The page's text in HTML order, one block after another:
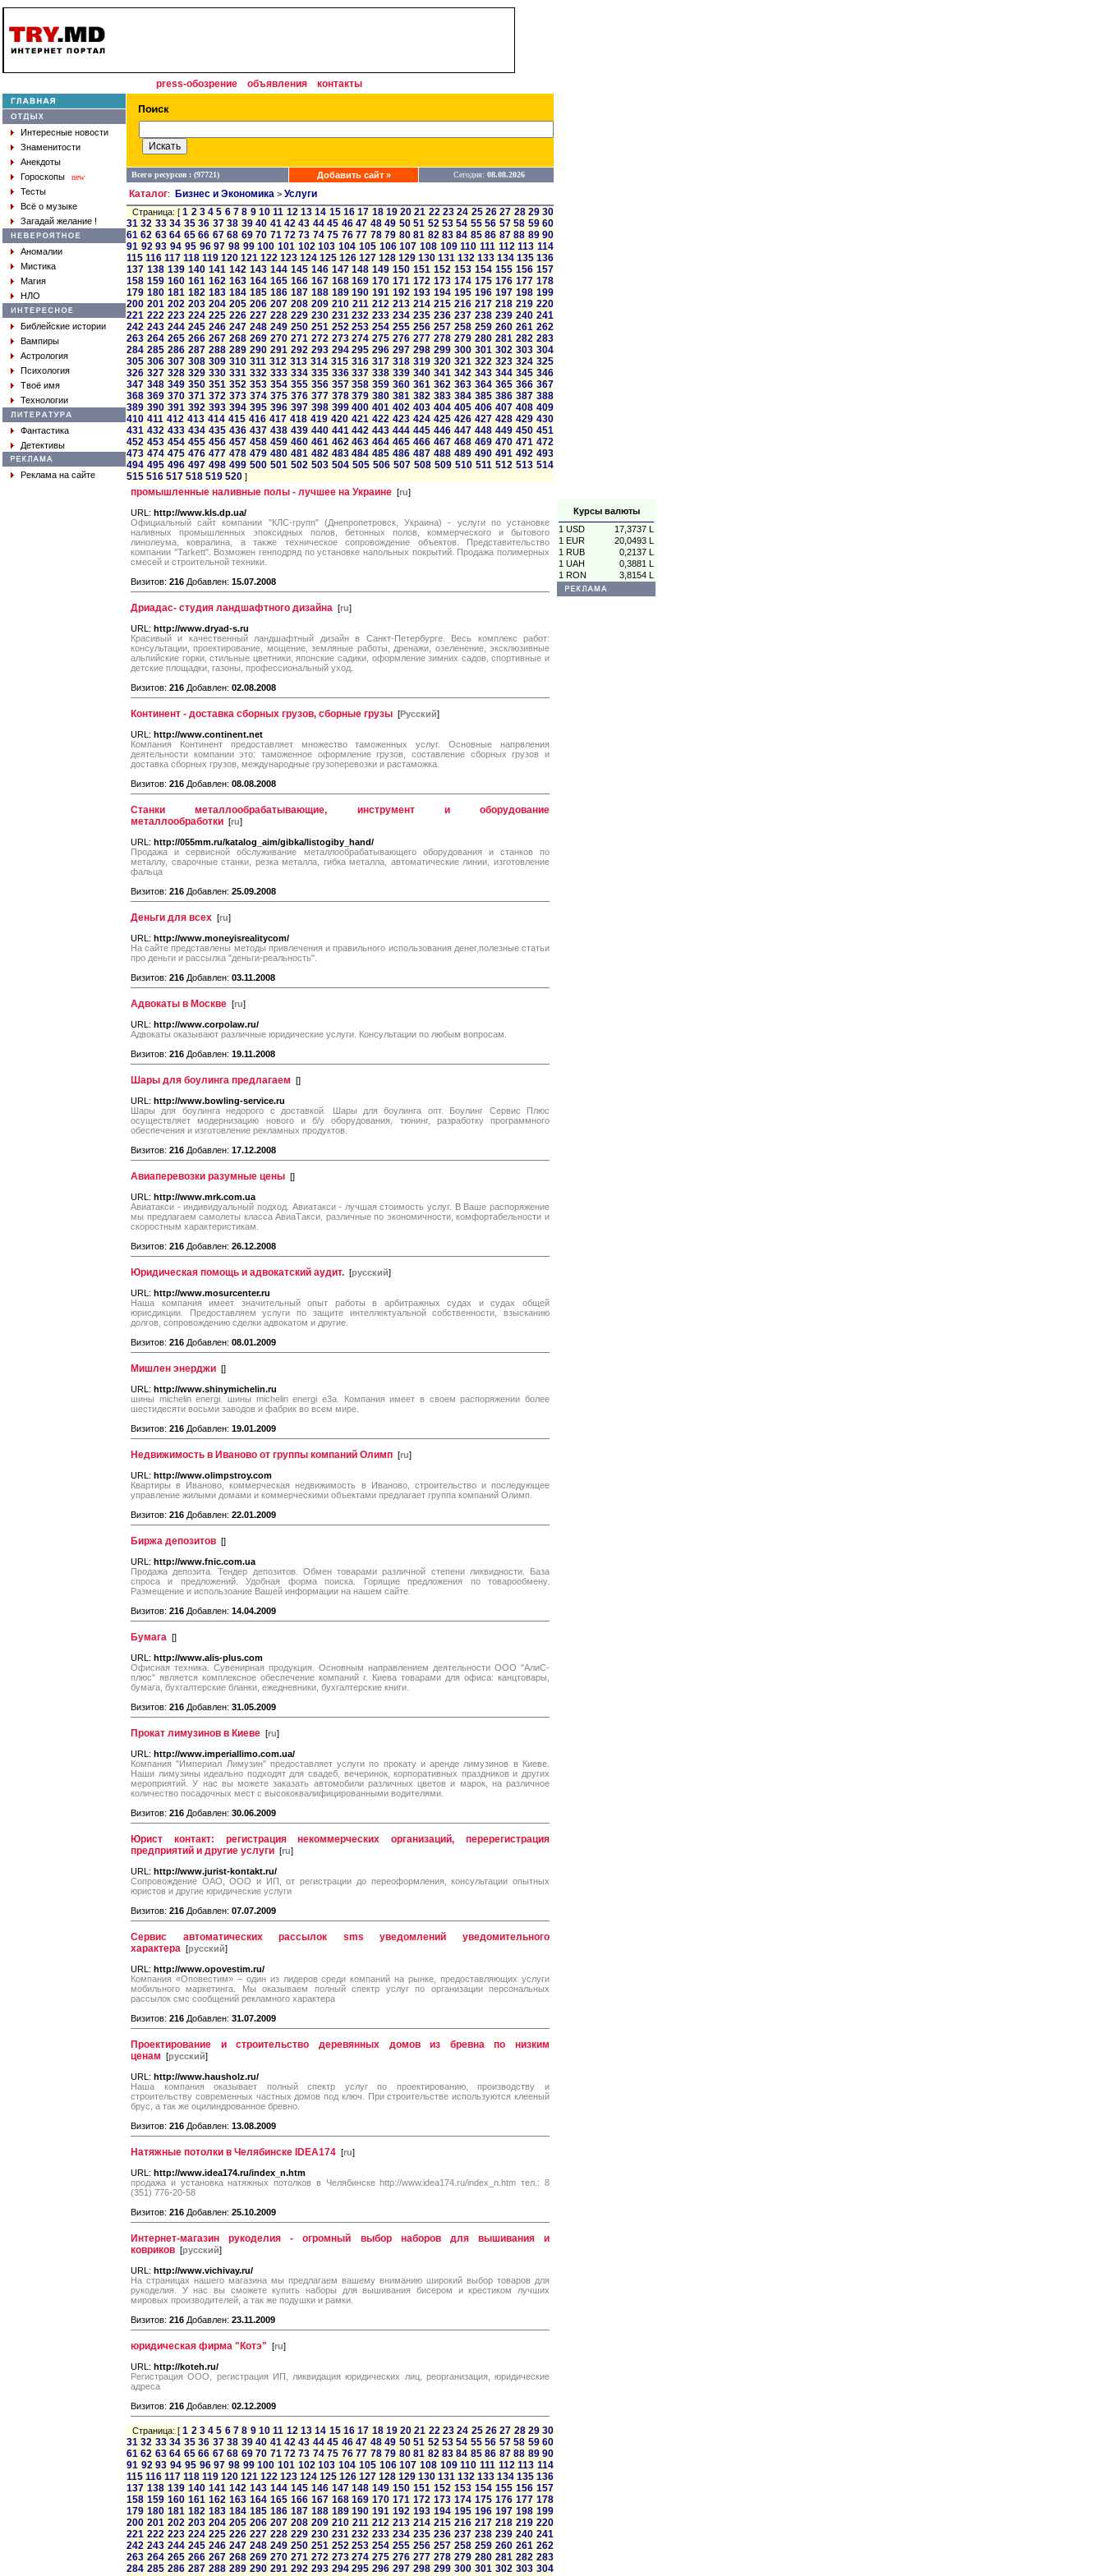
Курсы валюты
1 USD
17,3737 L
1 EUR
20,0493 L
1 RUB
0,2137 L
1 UAH
0,3881 L
1 RON
3,8154 L
press-обозрение объявления контакты
Интересные новости
Знаменитости
Анекдоты
Гороскопы
new
Тесты
Всё о музыке
Загадай желание !
Аномалии
Мистика
Магия
НЛО
Библейские истории
Вампиры
Астрология
Психология
Твоё имя
Технологии
Фантастика
Детективы
Реклама на сайте
Всего ресурсов : (97721) Добавить сайт » Сегодня: 08.08.2026
Каталог: Бизнес и Экономика > Услуги
Страница: [1 2 3 4 5 6 7 8 9 10 11 12 13 14 15 16 17 18 19 20 21 22 23 24 25 26 27 28 29 30
31 32 33 34 35 36 37 38 39 40 41 42 43 44 45 46 47 48 49 50 51 52 53 54 55 56 57 58 59 60
61 62 63 64 65 66 67 68 69 70 71 72 73 74 75 76 77 78 79 80 81 82 83 84 85 86 87 88 89 90
91 92 93 94 95 96 97 98 99 100 101 102 103 104 105 106 107 108 109 110 111 112 113 114
115 116 117 118 119 120 121 122 123 124 125 126 127 128 129 130 131 132 133 134 135 136
137 138 139 140 141 142 143 144 145 146 147 148 149 150 151 152 153 154 155 156 157
158 159 160 161 162 163 164 165 166 167 168 169 170 171 172 173 174 175 176 177 178
179 180 181 182 183 184 185 186 187 188 189 190 191 192 193 194 195 196 197 198 199
200 201 202 203 204 205 206 207 208 209 210 211 212 213 214 215 216 217 218 219 220
221 222 223 224 225 226 227 228 229 230 231 232 233 234 235 236 237 238 239 240 241
242 243 244 245 246 247 248 249 250 251 252 253 254 255 256 257 258 259 260 261 262
263 264 265 266 267 268 269 270 271 272 273 274 275 276 277 278 279 280 281 282 283
284 285 286 287 288 289 290 291 292 293 294 295 296 297 298 299 300 301 302 303 304
305 306 307 308 309 310 311 312 313 314 315 316 317 318 319 320 321 322 323 324 325
326 327 328 329 330 331 332 333 334 335 336 337 338 339 340 341 342 343 344 345 346
347 348 349 350 351 352 353 354 355 356 357 358 359 360 361 362 363 364 365 366 367
368 369 370 371 372 373 374 375 376 377 378 379 380 381 382 383 384 385 386 387 388
389 390 391 392 393 394 395 396 397 398 399 400 401 402 403 404 405 406 407 408 409
410 411 412 413 414 415 416 417 418 419 420 421 422 423 424 425 426 427 428 429 430
431 432 433 434 435 436 437 438 439 440 441 442 443 444 445 446 447 448 449 450 451
452 453 454 455 456 457 458 459 460 461 462 463 464 465 466 467 468 469 470 471 472
473 474 475 476 477 478 479 480 481 482 483 484 485 486 487 488 489 490 491 492 493
494 495 496 497 498 499 500 501 502 503 504 505 506 507 508 509 510 511 512 513 514
515 516 517 518 519 520 ]
промышленные наливные полы - лучшее на Украине [ru]
URL: http://www.kls.dp.ua/
Официальный сайт компании "КЛС-групп" (Днепропетровск, Украина) - услуги по установке
наливных промышленных эпоксидных полов, бетонных полов, коммерческого и бытового
линолеума, ковралина, а также техническое сопровождение объектов. Представительство
компании "Tarkett". Возможен генподряд по установке напольных покрытий. Продажа полимерных
смесей и строительной техники.
Визитов: 216 Добавлен: 15.07.2008
Дриадас- студия ландшафтного дизайна [ru]
URL: http://www.dryad-s.ru
Красивый и качественный ландшафтный дизайн в Санкт-Петербурге. Весь комплекс работ:
консультации, проектирование, мощение, земляные работы, дренажи, озеленение, эксклюзивные
альпийские горки, стильные цветники, японские садики, оформление зимних садов, спортивные и
детские площадки, газоны, профессиональный уход.
Визитов: 216 Добавлен: 02.08.2008
Континент - доставка сборных грузов, сборные грузы [Русский]
URL: http://www.continent.net
Компания Континент предоставляет множество таможенных услуг. Основные напрвления
деятельности компании это: таможенное оформление грузов, составление сборных грузов и
доставка сборных грузов, международные грузоперевозки и растаможка.
Визитов: 216 Добавлен: 08.08.2008
Станки металлообрабатывающие, инструмент и оборудование
металлообработки [ru]
URL: http://055mm.ru/katalog_aim/gibka/listogiby_hand/
Продажа и сервисной обслуживание металлообрабатывающего оборудования и станков по
металлу, сварочные станки, резка металла, гибка металла, автоматические линии, изготовление
фальца
Визитов: 216 Добавлен: 25.09.2008
Деньги для всех [ru]
URL: http://www.moneyisrealitycom/
На сайте представлены методы привлечения и правильного использования денег,полезные статьи
про деньги и рассылка "деньги-реальность".
Визитов: 216 Добавлен: 03.11.2008
Адвокаты в Москве [ru]
URL: http://www.corpolaw.ru/
Адвокаты оказывают различные юридические услуги. Консультации по любым вопросам.
Визитов: 216 Добавлен: 19.11.2008
Шары для боулинга предлагаем []
URL: http://www.bowling-service.ru
Шары для боулинга недорого с доставкой. Шары для боулинга опт. Боулинг Сервис Плюс
осуществляет модернизацию нового и б/у оборудования, тюнинг, разработку программного
обеспечения и изготовление рекламных продуктов.
Визитов: 216 Добавлен: 17.12.2008
Авиаперевозки разумные цены []
URL: http://www.mrk.com.ua
Авиатакси - индивидуальный подход. Авиатакси - лучшая стоимость услуг. В Ваше распоряжение
мы предлагаем самолеты класса АвиаТакси, различные по экономичности, комфортабельности и
скоростным характеристикам.
Визитов: 216 Добавлен: 26.12.2008
Юридическая помощь и адвокатский аудит. [русский]
URL: http://www.mosurcenter.ru
Наша компания имеет значительный опыт работы в арбитражных судах и судах общей
юрисдикции. Предоставляем услуги по защите интеллектуальной собственности, взысканию
долгов, сопровождению сделки адвокатом и другие.
Визитов: 216 Добавлен: 08.01.2009
Мишлен энерджи []
URL: http://www.shinymichelin.ru
шины michelin energi. шины michelin energi e3a. Компания имеет в своем распоряжении более
шестидесяти восьми заводов и фабрик во всем мире.
Визитов: 216 Добавлен: 19.01.2009
Недвижимость в Иваново от группы компаний Олимп [ru]
URL: http://www.olimpstroy.com
Квартиры в Иваново, коммерческая недвижимость в Иваново, строительство и последующее
управление жилыми домами и коммерческими объектами предлагает группа компаний Олимп.
Визитов: 216 Добавлен: 22.01.2009
Биржа депозитов []
URL: http://www.fnic.com.ua
Продажа депозита. Тендер депозитов. Обмен товарами различной степени ликвидности. База
спроса и предложений. Удобная форма поиска. Горящие предложения по товарообмену.
Размещение и использоание Вашей информации на нашем сайте.
Визитов: 216 Добавлен: 14.04.2009
Бумага []
URL: http://www.alis-plus.com
Офисная техника. Сувенирная продукция. Основным направлением деятельности ООО "АлиС-
плюс" является комплексное обеспечение компаний г. Киева товарами для офиса: канцтовары,
бумага, бухгалтерские бланки, ежедневники, бухгалтерские книги.
Визитов: 216 Добавлен: 31.05.2009
Прокат лимузинов в Киеве [ru]
URL: http://www.imperiallimo.com.ua/
Компания "Империал Лимузин" предоставляет услуги по прокату и аренде лимузинов в Киеве.
Наши лимузины идеально подходят для свадеб, вечеринок, корпоративных праздников и других
мероприятий. У нас вы можете заказать автомобили различных цветов и марок, на различное
количество посадочных мест с высококвалифицированными водителями.
Визитов: 216 Добавлен: 30.06.2009
Юрист контакт: регистрация некоммерческих организаций, перерегистрация
предприятий и другие услуги [ru]
URL: http://www.jurist-kontakt.ru/
Сопровождение ОАО, ООО и ИП, от регистрации до переоформления, консультации опытных
юристов и другие юридические услуги
Визитов: 216 Добавлен: 07.07.2009
Сервис автоматических рассылок sms уведомлений уведомительного
характера [русский]
URL: http://www.opovestim.ru/
Компания «Оповестим» – один из лидеров среди компаний на рынке, предоставляющих услуги
мобильного маркетинга. Мы оказываем полный спектр услуг по организации персональных
рассылок смс сообщений рекламного характера
Визитов: 216 Добавлен: 31.07.2009
Проектирование и строительство деревянных домов из бревна по низким
ценам [русский]
URL: http://www.hausholz.ru/
Наша компания оказывает полный спектр услуг по проектированию, производству и
строительству современных частных домов под ключ. При строительстве используются клееный
брус, а так же оцилиндрованное бревно.
Визитов: 216 Добавлен: 13.08.2009
Натяжные потолки в Челябинске IDEA174 [ru]
URL: http://www.idea174.ru/index_n.htm
продажа и установка натяжных потолков в Челябинске http://www.idea174.ru/index_n.htm тел.: 8
(351) 776-20-58
Визитов: 216 Добавлен: 25.10.2009
Интернет-магазин рукоделия - огромный выбор наборов для вышивания и
ковриков [русский]
URL: http://www.vichivay.ru/
На страницах нашего магазина мы предлагаем вашему вниманию широкий выбор товаров для
рукоделия. У нас вы сможете купить наборы для вышивания бисером и крестиком лучших
мировых производителей, а так же подушки и рамки.
Визитов: 216 Добавлен: 23.11.2009
юридическая фирма "Котэ" [ru]
URL: http://koteh.ru/
Регистрация ООО, регистрация ИП, ликвидация юридических лиц, реорганизация, юридические
адреса
Визитов: 216 Добавлен: 02.12.2009
Страница: [1 2 3 4 5 6 7 8 9 10 11 12 13 14 15 16 17 18 19 20 21 22 23 24 25 26 27 28 29 30
31 32 33 34 35 36 37 38 39 40 41 42 43 44 45 46 47 48 49 50 51 52 53 54 55 56 57 58 59 60
61 62 63 64 65 66 67 68 69 70 71 72 73 74 75 76 77 78 79 80 81 82 83 84 85 86 87 88 89 90
91 92 93 94 95 96 97 98 99 100 101 102 103 104 105 106 107 108 109 110 111 112 113 114
115 116 117 118 119 120 121 122 123 124 125 126 127 128 129 130 131 132 133 134 135 136
137 138 139 140 141 142 143 144 145 146 147 148 149 150 151 152 153 154 155 156 157
158 159 160 161 162 163 164 165 166 167 168 169 170 171 172 173 174 175 176 177 178
179 180 181 182 183 184 185 186 187 188 189 190 191 192 193 194 195 196 197 198 199
200 201 202 203 204 205 206 207 208 209 210 211 212 213 214 215 216 217 218 219 220
221 222 223 224 225 226 227 228 229 230 231 232 233 234 235 236 237 238 239 240 241
242 243 244 245 246 247 248 249 250 251 252 253 254 255 256 257 258 259 260 261 262
263 264 265 266 267 268 269 270 271 272 273 274 275 276 277 278 279 280 281 282 283
284 285 286 287 288 289 290 291 292 293 294 295 296 297 298 299 300 301 302 303 304